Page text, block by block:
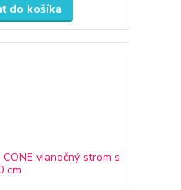
do košíka